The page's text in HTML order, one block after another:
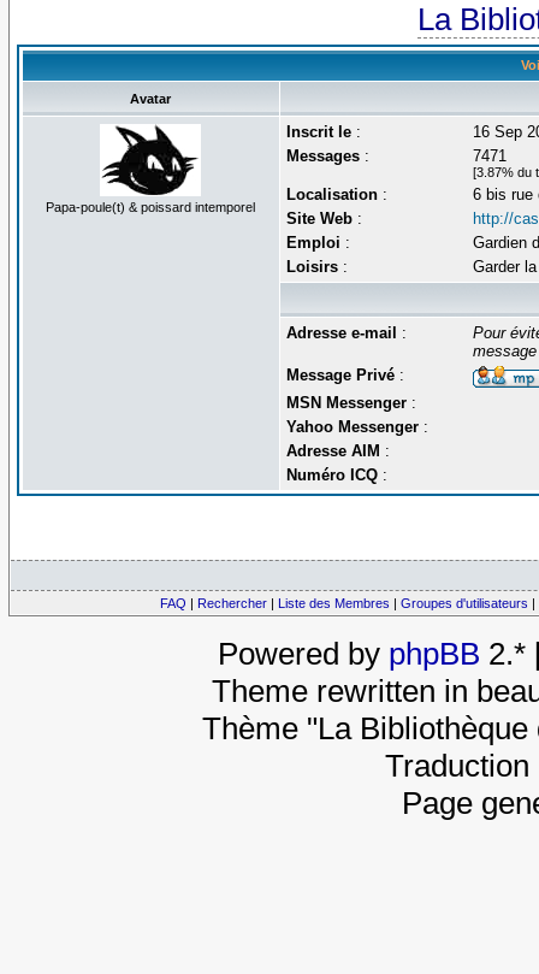
La
Avatar
Papa-poule(t) & poissard intemporel
Inscrit le:
16 Sep
Messages: 7471
[3.87% du
Localisation:
6 bis rue
Site Web:
http://
Emploi :
Gardien
Loisirs: Garder
Adresse e-mail :
Pour
Message Privé:
MSN Messenger:
Yahoo Messenger:
Adresse AIM :
Numéro ICQ:
FAQ | Rechercher | Liste des Membres | Groupes d'utilisateurs |
Powered by phpBB 2.*
Theme rewritten in
Thème "La
Page